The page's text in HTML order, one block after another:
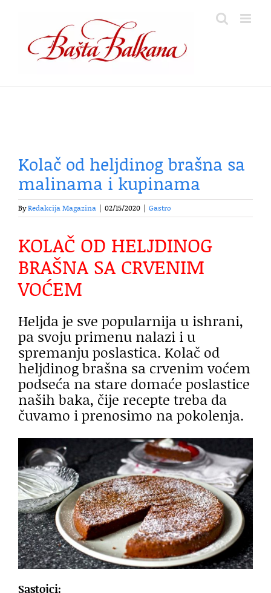
content
Kolač od heljdinog brašna sa
malinama i kupinama
ByRedakcija Magazina 02/15/2020 Gastro
KOLAČ OD HELJDINOG
BRAŠNA SA CRVENIM
VOĆEM
Heljda je sve popularnija u ishrani,
pa svoju primenu nalazi i u
spremanju poslastica. Kolač od
heljdinog brašna sa crvenim voćem
podseća na stare domaće poslastice
naših baka, čije recepte treba da
čuvamo i prenosimo na pokolenja.
Sastojci: